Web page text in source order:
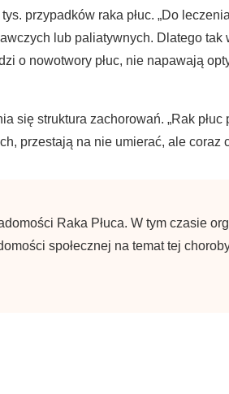
przypadków raka płuc. „Do
lub paliatywnych. Dlatego tak
o nowotwory płuc, nie napawają
się struktura zachorowań. „Rak
przestają na nie umierać, ale coraz
Raka Płuca. W tym czasie
społecznej na temat tej